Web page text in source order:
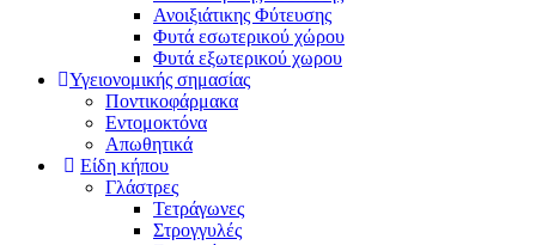
Ανοιξιάτικης Φύτευσης
Φυτά εσωτερικού χώρου
Φυτά εξωτερικού χωρου
Υγειονομικής σημασίας
Ποντικοφάρμακα
Εντομοκτόνα
Απωθητικά
Είδη κήπου
Γλάστρες
Τετράγωνες
Στρογγυλές